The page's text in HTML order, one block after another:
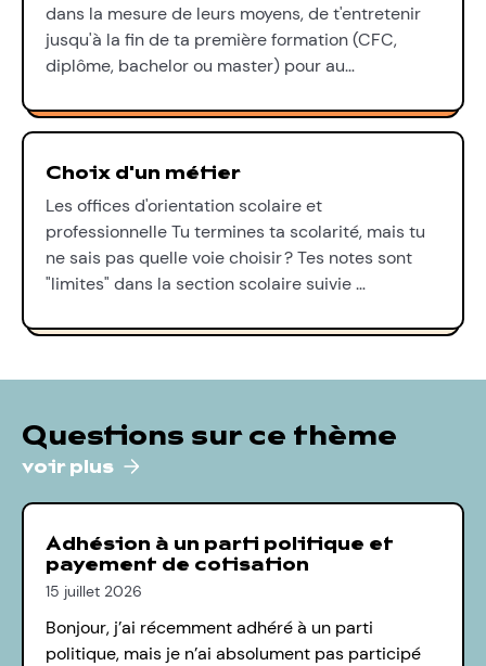
dans la mesure de leurs moyens, de t'entretenir
jusqu'à la fin de ta première formation (CFC,
diplôme, bachelor ou master) pour au…
Choix d'un métier
Les offices d'orientation scolaire et
professionnelle Tu termines ta scolarité, mais tu
ne sais pas quelle voie choisir ? Tes notes sont
"limites" dans la section scolaire suivie …
Questions sur ce thème
voir plus
Adhésion à un parti politique et
payement de cotisation
15 juillet 2026
Bonjour, j’ai récemment adhéré à un parti
politique, mais je n’ai absolument pas participé